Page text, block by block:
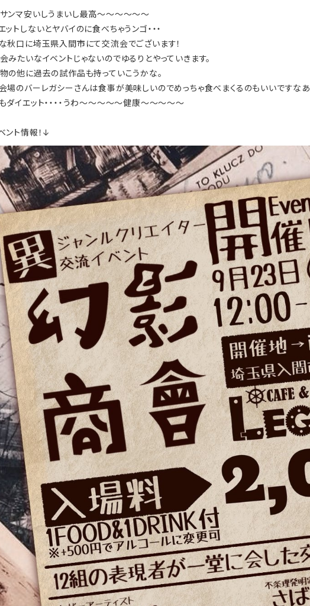
ンマ安いしうまいし最高～～～～～～
ットしないとヤバイのに食べちゃうンゴ・・・
秋口に埼玉県入間市にて交流会でございます！
みたいなイベントじゃないのでゆるりとやっていきます。
の他に過去の試作品も持っていこうかな。
場のバーレガシーさんは食事が美味しいのでめっちゃ食べまくるのもいいですなあ
ダイエット・・・・うわ～～～～～健康～～～～～
ント情報！↓